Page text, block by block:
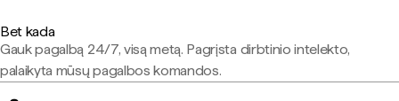
Bet kada
Gauk pagalbą 24/7, visą metą. Pagrįsta dirbtinio intelekto,
palaikyta mūsų pagalbos komandos.